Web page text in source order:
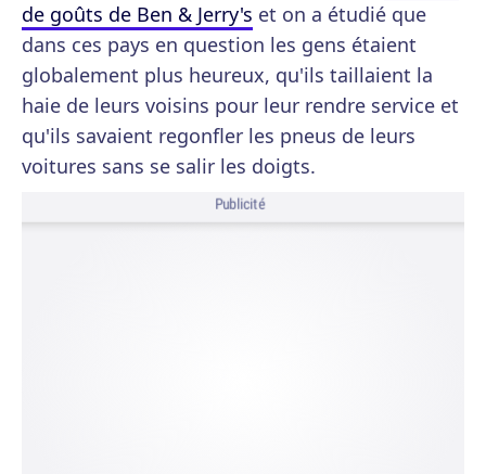
de goûts de Ben & Jerry's et on a étudié que
dans ces pays en question les gens étaient
globalement plus heureux, qu'ils taillaient la
haie de leurs voisins pour leur rendre service et
qu'ils savaient regonfler les pneus de leurs
voitures sans se salir les doigts.
Publicité